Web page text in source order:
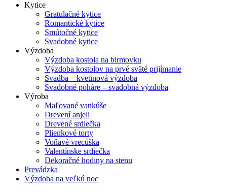
Kytice
Gratulačné kytice
Romantické kytice
Smútočné kytice
Svadobné kytice
Výzdoba
Výzdoba kostola na birmovku
Výzdoba kostolov na prvé sväté prijímanie
Svadba – kvetinová výzdoba
Svadobné poháre – svadobná výzdoba
Výroba
Maľované vankúše
Drevení anjeli
Drevené srdiečka
Plienkové torty
Voňavé vrecúška
Valentínske srdiečka
Dekoračné hodiny na stenu
Prevádzka
Výzdoba na veľkú noc